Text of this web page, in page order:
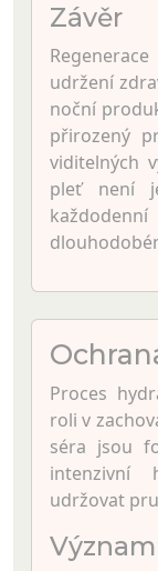
Závěr
udržení
noční
přirozený
viditelných
pleť není
Proces
roli v
séra jsou
intenzivní
udržovat